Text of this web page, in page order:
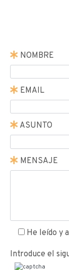
NOMBRE
EMAIL
ASUNTO
MENSAJE
He leído y
Introduce el